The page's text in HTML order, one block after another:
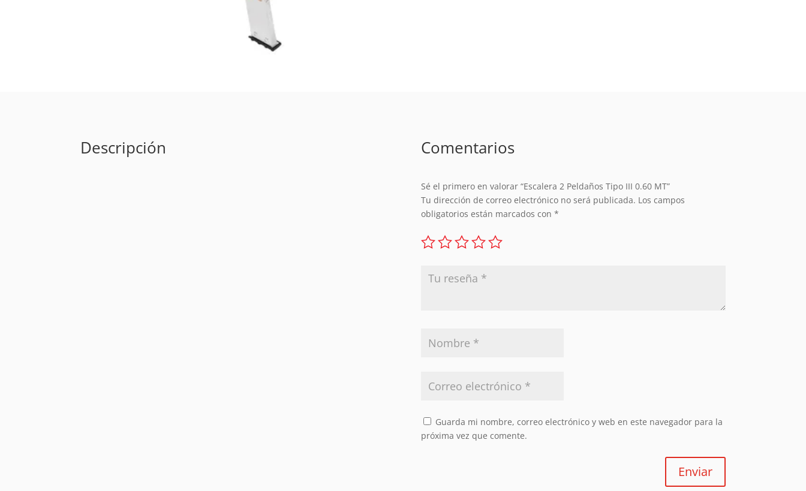
Descripción Comentarios
Sé el primero en valorar “Escalera 2 Peldaños Tipo III 0.60 MT”
Tu dirección de correo electrónico no será publicada. Los campos
obligatorios están marcados con *
Guarda mi nombre, correo electrónico y web en este navegador para la
próxima vez que comente.
Enviar